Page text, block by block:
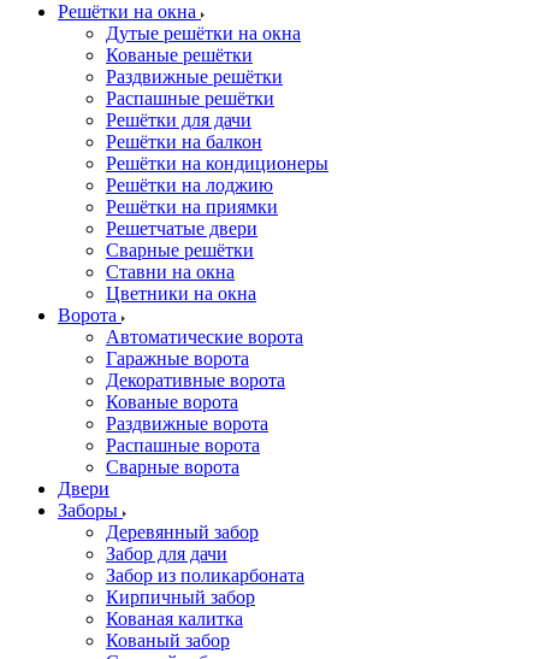
Решётки на окна
Дутые решётки на окна
Кованые решётки
Раздвижные решётки
Распашные решётки
Решётки для дачи
Решётки на балкон
Решётки на кондиционеры
Решётки на лоджию
Решётки на приямки
Решетчатые двери
Сварные решётки
Ставни на окна
Цветники на окна
Ворота
Автоматические ворота
Гаражные ворота
Декоративные ворота
Кованые ворота
Раздвижные ворота
Распашные ворота
Сварные ворота
Двери
Заборы
Деревянный забор
Забор для дачи
Забор из поликарбоната
Кирпичный забор
Кованая калитка
Кованый забор